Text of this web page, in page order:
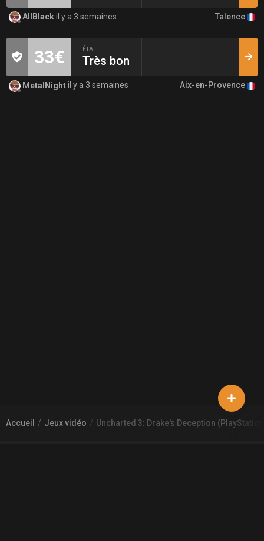
AllBlackil y a 3 semaines Talence
33€ ÉTAT
Très bon
MetalNightil y a 3 semaines Aix-en-Provence
Accueil Jeux vidéo Uncharted 3: Drake's Deception